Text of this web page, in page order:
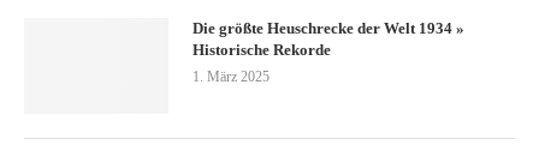
Die größte Heuschrecke der Welt 1934 »
Historische Rekorde
1. März 2025